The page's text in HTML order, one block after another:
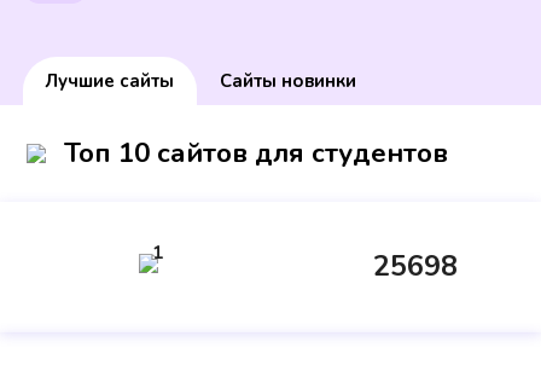
Лучшие сайты Сайты новинки
Топ 10 сайтов для студентов
1 25698